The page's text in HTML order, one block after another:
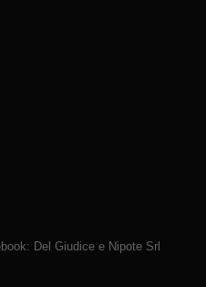
Del Giudice e Nipote Srl